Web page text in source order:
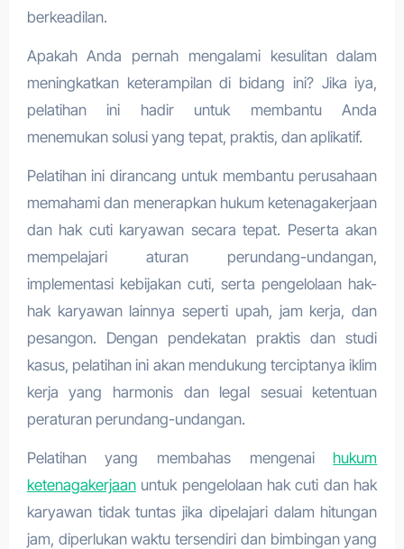
berkeadilan.
Apakah Anda pernah mengalami kesulitan dalam
meningkatkan keterampilan di bidang ini? Jika iya,
pelatihan ini hadir untuk membantu Anda
menemukan solusi yang tepat, praktis, dan aplikatif.
Pelatihan ini dirancang untuk membantu perusahaan
memahami dan menerapkan hukum ketenagakerjaan
dan hak cuti karyawan secara tepat. Peserta akan
mempelajari aturan perundang-undangan,
implementasi kebijakan cuti, serta pengelolaan hak-
hak karyawan lainnya seperti upah, jam kerja, dan
pesangon. Dengan pendekatan praktis dan studi
kasus, pelatihan ini akan mendukung terciptanya iklim
kerja yang harmonis dan legal sesuai ketentuan
peraturan perundang-undangan.
Pelatihan yang membahas mengenai hukum
ketenagakerjaanuntuk pengelolaan hak cuti dan hak
karyawan tidak tuntas jika dipelajari dalam hitungan
jam, diperlukan waktu tersendiri dan bimbingan yang